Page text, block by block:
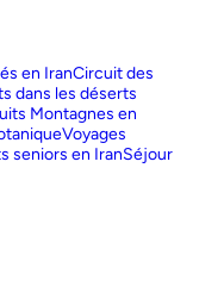
en IranCircuit des
dans les déserts
Montagnes en
Voyages
seniors en IranSéjour